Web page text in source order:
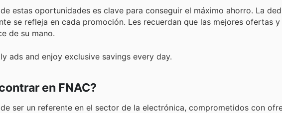
estas oportunidades es clave para conseguir el máximo ahorro. La
se refleja en cada promoción. Les recuerdan que las mejores ofertas
de su mano.
ads and enjoy exclusive savings every day.
en FNAC?
de ser un referente en el sector de la electrónica, comprometidos con